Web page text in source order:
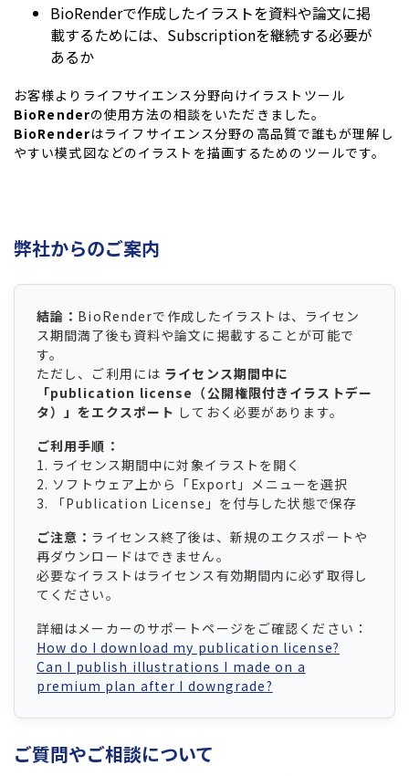
BioRenderで作成したイラストを資料や論文に掲
載するためには、Subscriptionを継続する必要が
あるか
お客様よりライフサイエンス分野向けイラストツール
BioRenderの使用方法の相談をいただきました。
BioRenderはライフサイエンス分野の高品質で誰もが理解し
やすい模式図などのイラストを描画するためのツールです。
弊社からのご案内
結論： BioRenderで作成したイラストは、ライセン
ス期間満了後も資料や論文に掲載することが可能で
す。
ただし、ご利用には ライセンス期間中に
「publication license（公開権限付きイラストデー
タ）」をエクスポート しておく必要があります。
ご利用手順：
1. ライセンス期間中に対象イラストを開く
2. ソフトウェア上から「Export」メニューを選択
3. 「Publication License」を付与した状態で保存
ご注意： ライセンス終了後は、新規のエクスポートや
再ダウンロードはできません。
必要なイラストはライセンス有効期間内に必ず取得し
てください。
詳細はメーカーのサポートページをご確認ください：
How do I download my publication license?
Can I publish illustrations I made on a
premium plan after I downgrade?
ご質問やご相談について